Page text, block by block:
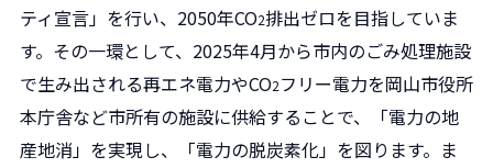
ティ宣言」を行い、2050年CO2排出ゼロを目指していま
す。その一環として、2025年4月から市内のごみ処理施設
で生み出される再エネ電力やCO2フリー電力を岡山市役所
本庁舎など市所有の施設に供給することで、「電力の地
産地消」を実現し、「電力の脱炭素化」を図ります。ま